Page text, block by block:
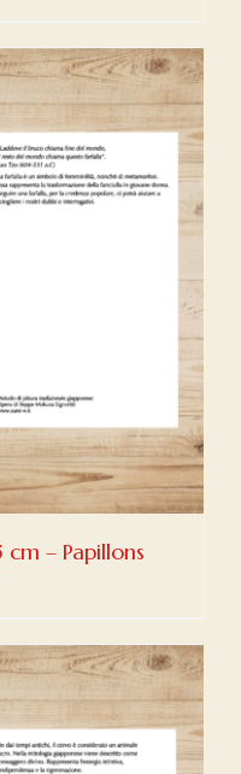
– Papillons